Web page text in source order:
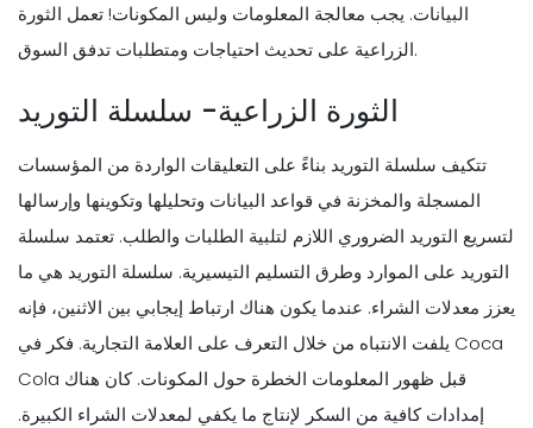
البيانات. يجب معالجة المعلومات وليس المكونات! تعمل الثورة
الزراعية على تحديث احتياجات ومتطلبات تدفق السوق.
الثورة الزراعية- سلسلة التوريد
تتكيف سلسلة التوريد بناءً على التعليقات الواردة من المؤسسات
المسجلة والمخزنة في قواعد البيانات وتحليلها وتكوينها وإرسالها
لتسريع التوريد الضروري اللازم لتلبية الطلبات والطلب. تعتمد سلسلة
التوريد على الموارد وطرق التسليم التيسيرية. سلسلة التوريد هي ما
يعزز معدلات الشراء. عندما يكون هناك ارتباط إيجابي بين الاثنين، فإنه
يلفت الانتباه من خلال التعرف على العلامة التجارية. فكر في Coca
Cola قبل ظهور المعلومات الخطرة حول المكونات. كان هناك
إمدادات كافية من السكر لإنتاج ما يكفي لمعدلات الشراء الكبيرة.